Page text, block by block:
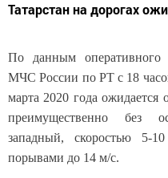
Татарстан на дорогах
По данным оперативного
МЧС России по РТ с 18
марта 2020 года ожидается
преимущественно без
западный, скоростью 5-
порывами до 14 м/с.